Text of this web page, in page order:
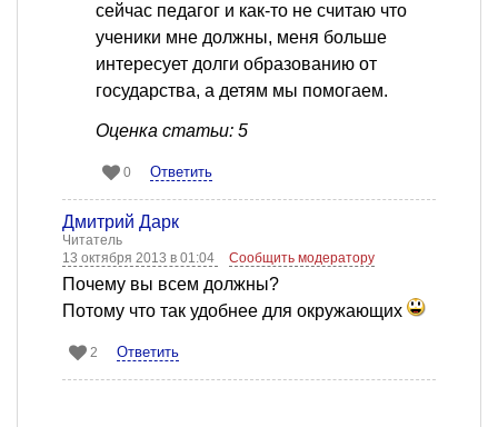
сейчас педагог и как-то не считаю что
ученики мне должны, меня больше
интересует долги образованию от
государства, а детям мы помогаем.
Оценка статьи: 5
0 Ответить
Дмитрий Дарк
Читатель
13 октября 2013 в 01:04
Сообщить модератору
Почему вы всем должны?
Потому что так удобнее для окружающих
2 Ответить